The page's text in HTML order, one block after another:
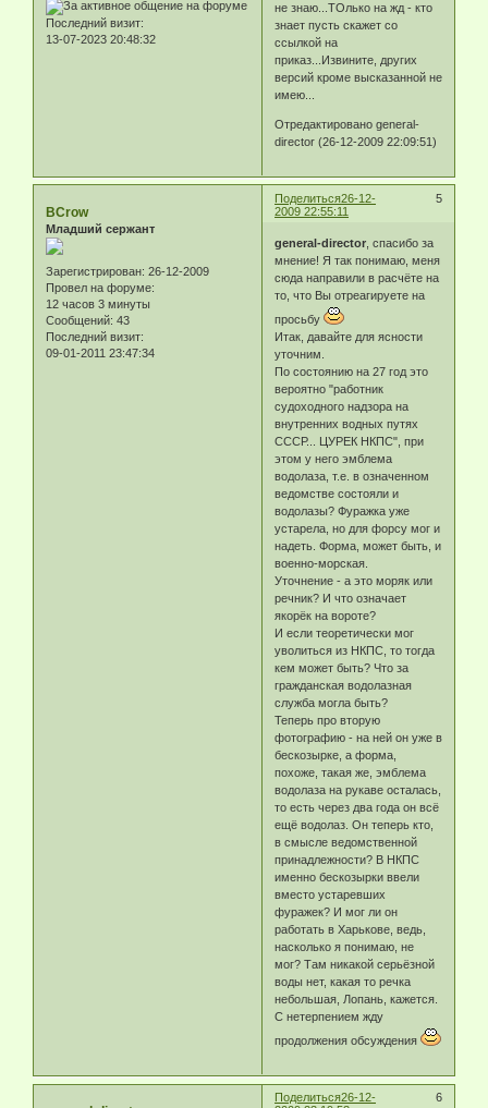
Последний визит:
13-07-2023 20:48:32
не знаю...ТОлько на жд - кто
знает пусть скажет со
ссылкой на
приказ...Извините, других
версий кроме высказанной не
имею...
Отредактировано general-
director (26-12-2009 22:09:51)
Поделиться 5
26-12-
2009 22:55:11
BCrow
Младший сержант
Зарегистрирован: 26-12-2009
Провел на форуме:
12 часов 3 минуты
Сообщений: 43
Последний визит:
09-01-2011 23:47:34
general-director, спасибо за
мнение! Я так понимаю, меня
сюда направили в расчёте на
то, что Вы отреагируете на
просьбу
Итак, давайте для ясности
уточним.
По состоянию на 27 год это
вероятно "работник
судоходного надзора на
внутренних водных путях
СССР... ЦУРЕК НКПС", при
этом у него эмблема
водолаза, т.е. в означенном
ведомстве состояли и
водолазы? Фуражка уже
устарела, но для форсу мог и
надеть. Форма, может быть, и
военно-морская.
Уточнение - а это моряк или
речник? И что означает
якорёк на вороте?
И если теоретически мог
уволиться из НКПС, то тогда
кем может быть? Что за
гражданская водолазная
служба могла быть?
Теперь про вторую
фотографию - на ней он уже в
бескозырке, а форма,
похоже, такая же, эмблема
водолаза на рукаве осталась,
то есть через два года он всё
ещё водолаз. Он теперь кто,
в смысле ведомственной
принадлежности? В НКПС
именно бескозырки ввели
вместо устаревших
фуражек? И мог ли он
работать в Харькове, ведь,
насколько я понимаю, не
мог? Там никакой серьёзной
воды нет, какая то речка
небольшая, Лопань, кажется.
С нетерпением жду
продолжения обсуждения
Поделиться 6
26-12-